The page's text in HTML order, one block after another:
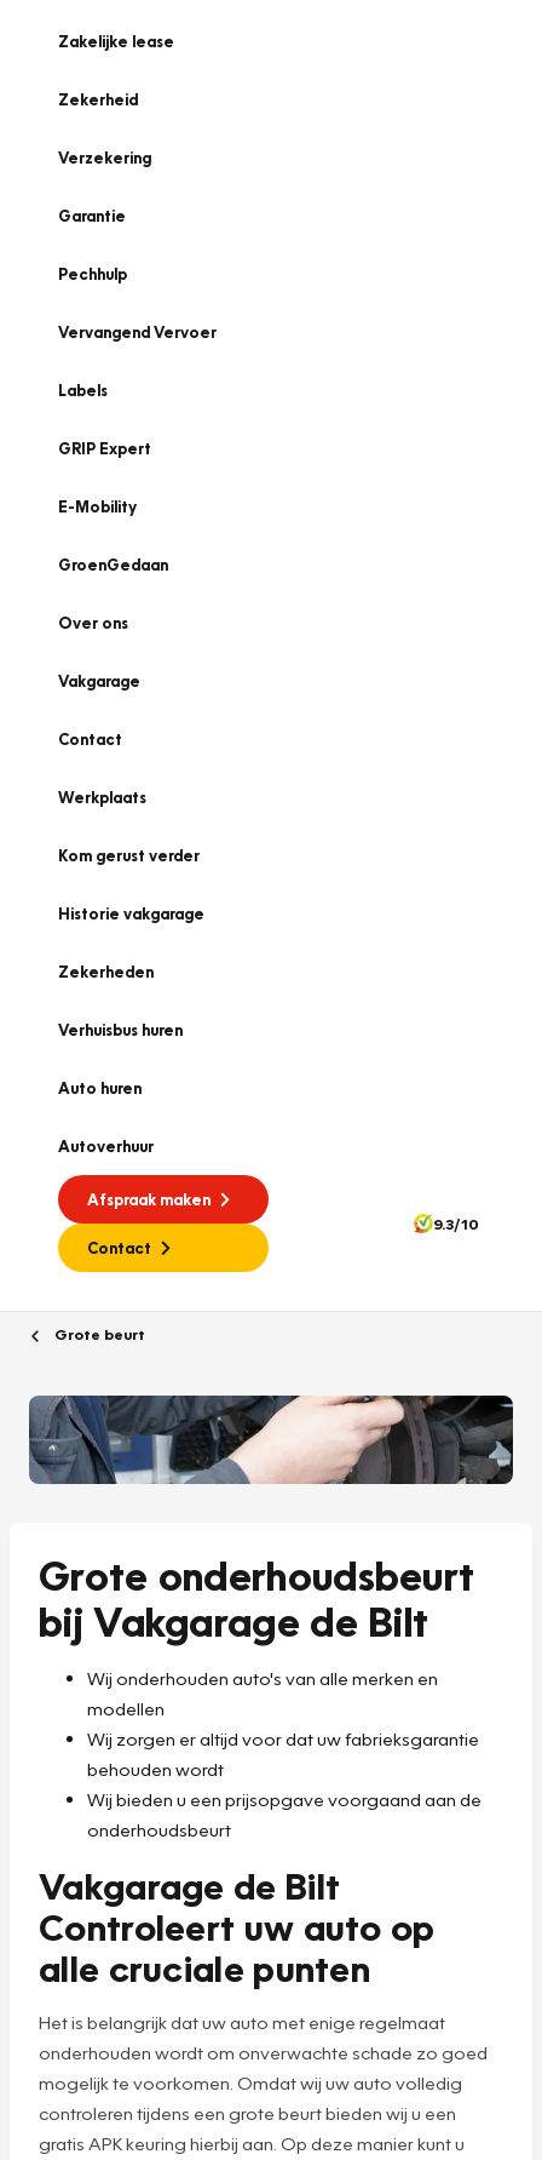
Zakelijke lease
Zekerheid
Verzekering
Garantie
Pechhulp
Vervangend Vervoer
Labels
GRIP Expert
E-Mobility
GroenGedaan
Over ons
Vakgarage
Contact
Werkplaats
Kom gerust verder
Historie vakgarage
Zekerheden
Verhuisbus huren
Auto huren
Autoverhuur
Afspraak maken
Contact
9.3/10
Grote beurt
Grote onderhoudsbeurt
bij Vakgarage de Bilt
Wij onderhouden auto's van alle merken en
modellen
Wij zorgen er altijd voor dat uw fabrieksgarantie
behouden wordt
Wij bieden u een prijsopgave voorgaand aan de
onderhoudsbeurt
Vakgarage de Bilt
Controleert uw auto op
alle cruciale punten
Het is belangrijk dat uw auto met enige regelmaat
onderhouden wordt om onverwachte schade zo goed
mogelijk te voorkomen. Omdat wij uw auto volledig
controleren tijdens een grote beurt bieden wij u een
gratis APK keuring hierbij aan. Op deze manier kunt u